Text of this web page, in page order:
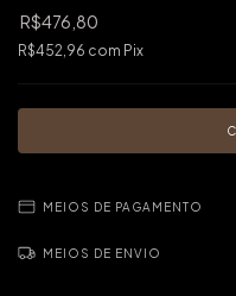
R$476,80
R$452,96 com Pix
MEIOS DE PAGAMENTO
MEIOS DE ENVIO